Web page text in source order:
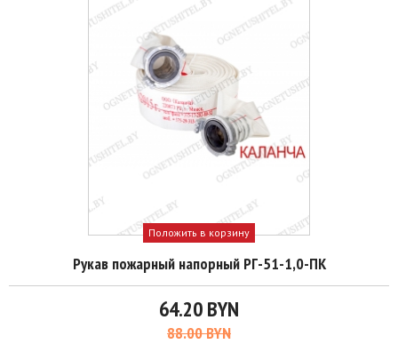
Положить в корзину
Рукав пожарный напорный РГ-51-1,0-ПК
64.20 BYN
88.00 BYN